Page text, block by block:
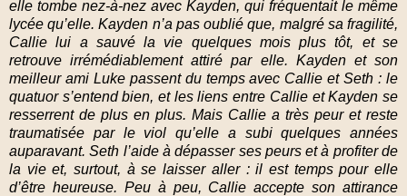
elle tombe nez-à-nez avec Kayden, qui fréquentait le même
lycée qu’elle. Kayden n’a pas oublié que, malgré sa fragilité,
Callie lui a sauvé la vie quelques mois plus tôt, et se
retrouve irrémédiablement attiré par elle. Kayden et son
meilleur ami Luke passent du temps avec Callie et Seth : le
quatuor s’entend bien, et les liens entre Callie et Kayden se
resserrent de plus en plus. Mais Callie a très peur et reste
traumatisée par le viol qu’elle a subi quelques années
auparavant. Seth l’aide à dépasser ses peurs et à profiter de
la vie et, surtout, à se laisser aller : il est temps pour elle
d’être heureuse. Peu à peu, Callie accepte son attirance